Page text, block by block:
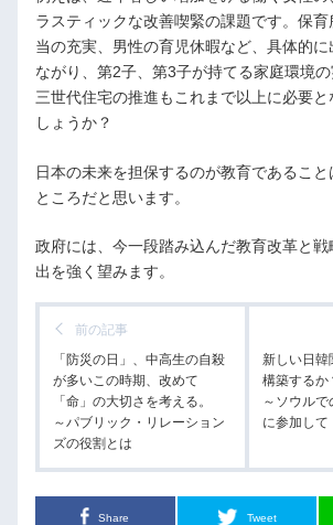
ラスティックな改善喫緊の課題です。保
当の充実、男性の育児休暇など、具体的
ながり、第2子、第3子が持てる家庭環境の
三世代住宅の推進もこれまで以上に必要
しょうか？
日本の未来を担保するのが教育であるこ
ところだと思います。
政府には、今一段踏み込んだ教育改革と
出を強く望みます。
前の記事
「防災の日」、中高生の自殺
が多いこの時期、改めて
「命」の大切さを考える。
～パブリック・リレーション
ズの役割とは
新しい日韓
構築するか
～ソウル
に参加して
Share Tweet